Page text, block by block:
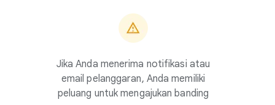
Jika Anda menerima notifikasi atau
email pelanggaran, Anda memiliki
peluang untuk mengajukan banding